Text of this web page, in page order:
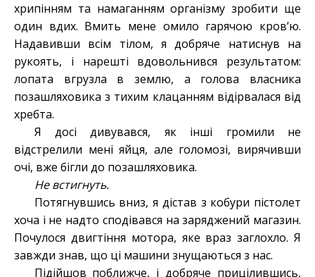
хрипінням та намаганням організму зробити ще
один вдих. Вмить мене омило гарячою кров’ю.
Надавивши всім тілом, я добряче натиснув на
рукоять, і нарешті вдовольнився результатом:
лопата вгрузла в землю, а голова власника
позашляховика з тихим клацанням відірвалася від
хребта.
Я досі дивувався, як інші громили не
відстрелили мені яйця, але голомозі, вирячивши
очі, вже бігли до позашляховика.
Не встигнуть.
Потягнувшись вниз, я дістав з кобури пістолет
хоча і не надто сподівався на заряджений магазин.
Почулося двигтіння мотора, яке враз заглохло. Я
завжди знав, що ці машини знущаються з нас.
Підійшов поближче, і добряче прицілившись,